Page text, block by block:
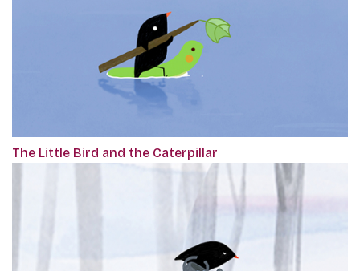
The Little Bird and the Caterpillar